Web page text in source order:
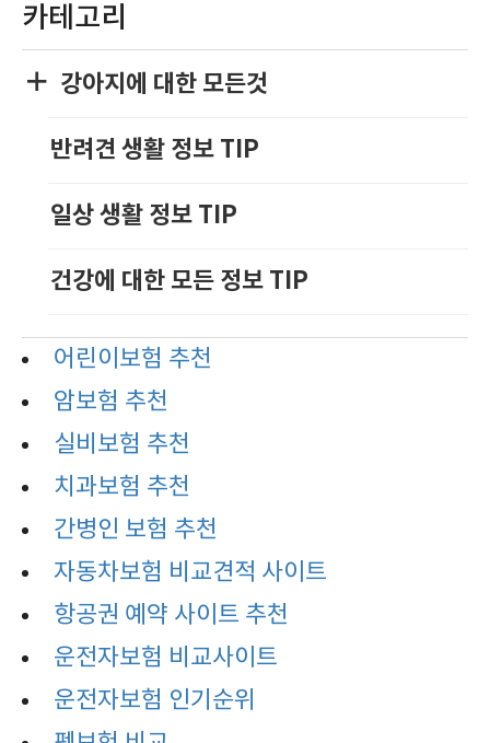
카테고리
강아지에 대한 모든것
반려견 생활 정보 TIP
일상 생활 정보 TIP
건강에 대한 모든 정보 TIP
어린이보험 추천
암보험 추천
실비보험 추천
치과보험 추천
간병인 보험 추천
자동차보험 비교견적 사이트
항공권 예약 사이트 추천
운전자보험 비교사이트
운전자보험 인기순위